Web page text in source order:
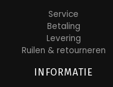
Service
Betaling
Levering
Ruilen & retourneren
INFORMATIE